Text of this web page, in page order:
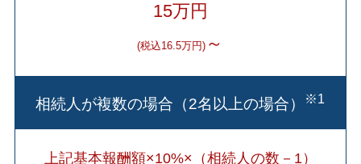
15万円
(税込16.5万円) ～
相続人が複数の場合（2名以上の場合） ※1
上記基本報酬額×10%×（相続人の数－1）